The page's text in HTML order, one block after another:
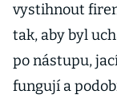
vystihnout
tak, aby byl
po nástupu,
fungují a